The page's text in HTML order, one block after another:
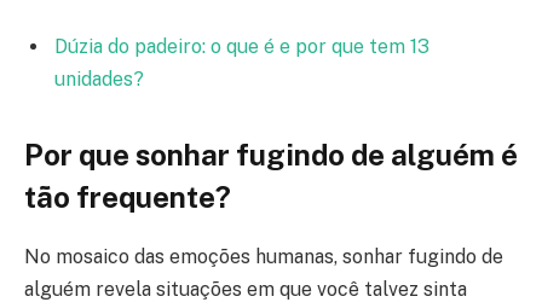
Dúzia do padeiro: o que é e por que tem 13
unidades?
Por que sonhar fugindo de alguém é
tão frequente?
No mosaico das emoções humanas, sonhar fugindo de
alguém revela situações em que você talvez sinta